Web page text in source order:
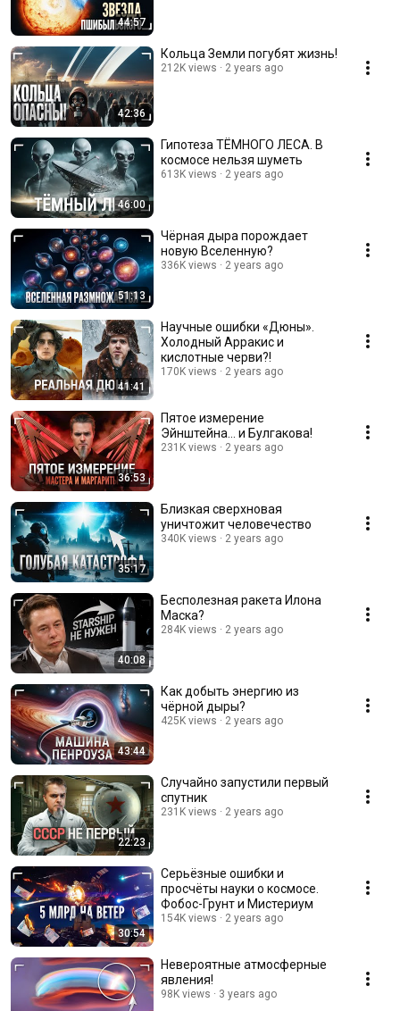
44:57
42:36
Кольца Земли погубят жизнь!
212K views 2 years ago
46:00
Гипотеза ТЁМНОГО ЛЕСА. В
космосе нельзя шуметь
613K views 2 years ago
51:13
Чёрная дыра порождает
новую Вселенную?
336K views 2 years ago
41:41
Научные ошибки «Дюны».
Холодный Арракис и
кислотные черви?!
170K views 2 years ago
36:53
Пятое измерение
Эйнштейна… и Булгакова!
231K views 2 years ago
35:17
Близкая сверхновая
уничтожит человечество
340K views 2 years ago
40:08
Бесполезная ракета Илона
Маска?
284K views 2 years ago
43:44
Как добыть энергию из
чёрной дыры?
425K views 2 years ago
22:23
Случайно запустили первый
спутник
231K views 2 years ago
30:54
Серьёзные ошибки и
просчёты науки о космосе.
Фобос-Грунт и Мистериум
154K views 2 years ago
Невероятные атмосферные
явления!
98K views 3 years ago